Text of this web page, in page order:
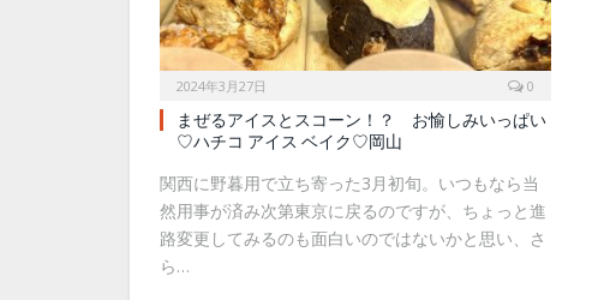
2024年3月27日 0
まぜるアイスとスコーン！？ お愉しみいっぱい
♡ハチコ アイス ベイク♡岡山
関西に野暮用で立ち寄った3月初旬。いつもなら当
然用事が済み次第東京に戻るのですが、ちょっと進
路変更してみるのも面白いのではないかと思い、さ
ら…